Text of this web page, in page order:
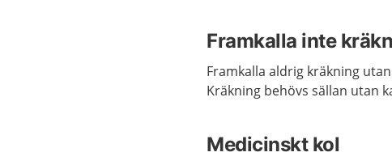
Framkalla inte
Framkalla aldrig kräkning
Kräkning behövs sällan utan
Medicinskt kol